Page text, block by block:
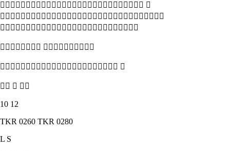
 


 
 
  
10 12
TKR 0260 TKR 0280
L S